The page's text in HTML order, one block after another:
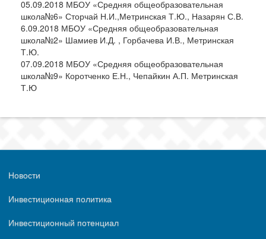
05.09.2018 МБОУ «Средняя общеобразовательная
школа№6» Сторчай Н.И.,Метринская Т.Ю., Назарян С.В.
6.09.2018 МБОУ «Средняя общеобразовательная
школа№2» Шамиев И.Д. , Горбачева И.В., Метринская
Т.Ю.
07.09.2018 МБОУ «Средняя общеобразовательная
школа№9» Коротченко Е.Н., Чепайкин А.П. Метринская
Т.Ю
Новости
Инвестиционная политика
Инвестиционный потенциал